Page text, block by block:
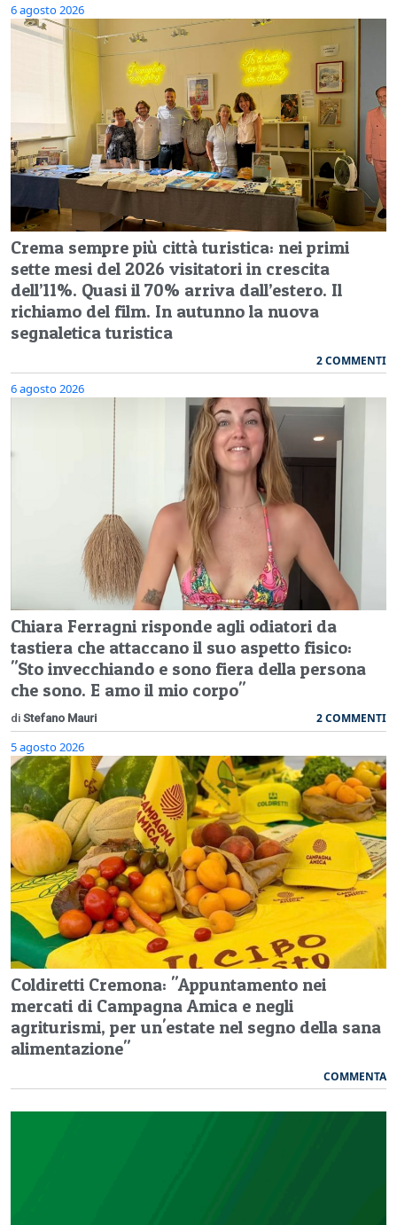
6 agosto 2026
Crema sempre più città turistica: nei primi
sette mesi del 2026 visitatori in crescita
dell’11%. Quasi il 70% arriva dall’estero. Il
richiamo del film. In autunno la nuova
segnaletica turistica
2 COMMENTI
6 agosto 2026
Chiara Ferragni risponde agli odiatori da
tastiera che attaccano il suo aspetto fisico:
"Sto invecchiando e sono fiera della persona
che sono. E amo il mio corpo"
di Stefano Mauri 2 COMMENTI
5 agosto 2026
Coldiretti Cremona: "Appuntamento nei
mercati di Campagna Amica e negli
agriturismi, per un'estate nel segno della sana
alimentazione"
COMMENTA